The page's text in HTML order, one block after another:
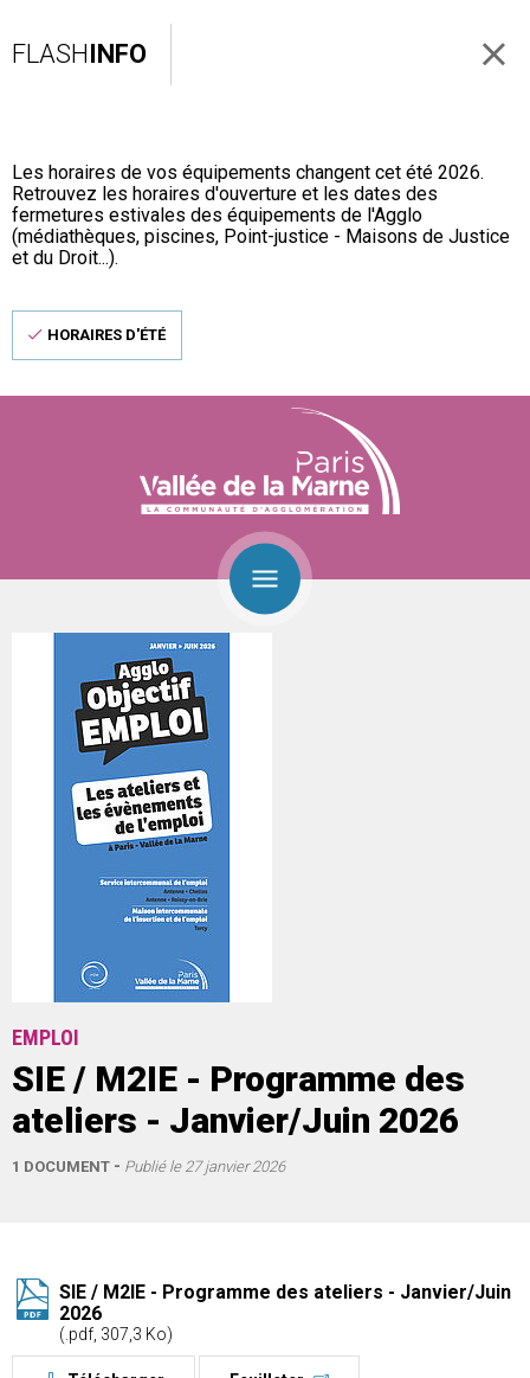
FLASHINFO
Les horaires de vos équipements changent cet été 2026.
Retrouvez les horaires d'ouverture et les dates des
fermetures estivales des équipements de l'Agglo
(médiathèques, piscines, Point-justice - Maisons de Justice
et du Droit...).
HORAIRES D'ÉTÉ
EMPLOI
SIE / M2IE - Programme des
ateliers - Janvier/Juin 2026
1 DOCUMENT Publié le27 janvier 2026
SIE / M2IE - Programme des ateliers - Janvier/Juin
2026
(.pdf, 307,3 Ko)